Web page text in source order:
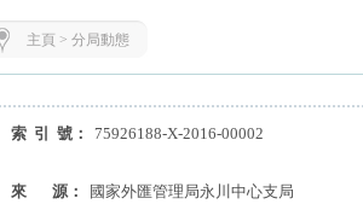
主頁 > 分局動態
索 引 號： 75926188-X-2016-00002
來 源：
國家外匯管理局永川中心支局